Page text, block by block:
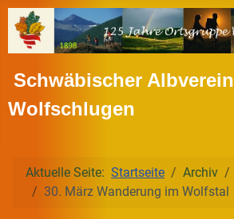
Schwäbischer Albverein
Wolfschlugen
Aktuelle Seite: Startseite Archiv
30. März Wanderung im Wolfstal